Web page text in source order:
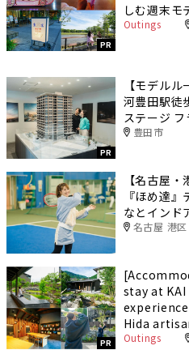
PR
しむ週末モ
Outings
PR
【モデル
河豊田駅徒
ステージ フ
豊田市
【名古屋
『ほめ達
なとインド
名古屋 港区
PR
stay at
Hida
Outings